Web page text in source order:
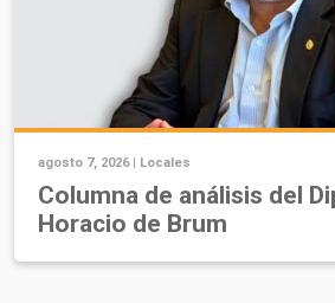
agosto 7, 2026 | Locales
Columna de análisis del
Horacio de Brum